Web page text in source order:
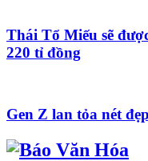
Thái Tổ Miếu sẽ
220 tỉ đồng
Gen Z lan tỏa nét